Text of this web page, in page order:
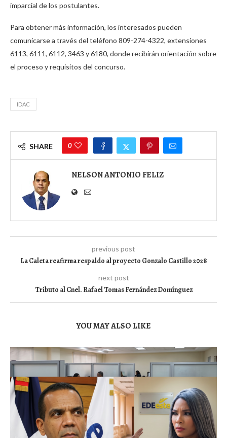
imparcial de los postulantes.
Para obtener más información, los interesados pueden
comunicarse a través del teléfono 809-274-4322, extensiones
6113, 6111, 6112, 3463 y 6180, donde recibirán orientación sobre
el proceso y requisitos del concurso.
IDAC
SHARE 0
NELSON ANTONIO FELIZ
previous post
La Caleta reafirma respaldo al proyecto Gonzalo Castillo 2028
next post
Tributo al Cnel. Rafael Tomas Fernández Domínguez
YOU MAY ALSO LIKE